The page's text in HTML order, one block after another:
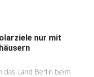
nur mit
das Land Berlin beim